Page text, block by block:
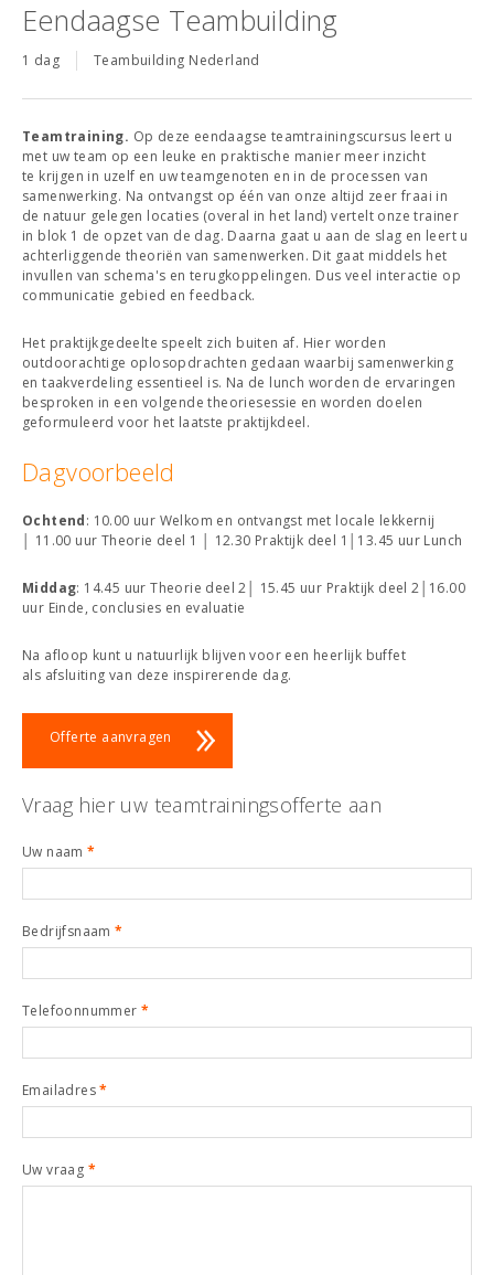
Eendaagse Teambuilding
1 dag Teambuilding Nederland
Teamtraining. Op deze eendaagse teamtrainingscursus leert u
met uw team op een leuke en praktische manier meer inzicht
te krijgen in uzelf en uw teamgenoten en in de processen van
samenwerking. Na ontvangst op één van onze altijd zeer fraai in
de natuur gelegen locaties (overal in het land) vertelt onze trainer
in blok 1 de opzet van de dag. Daarna gaat u aan de slag en leert u
achterliggende theoriën van samenwerken. Dit gaat middels het
invullen van schema's en terugkoppelingen. Dus veel interactie op
communicatie gebied en feedback.
Het praktijkgedeelte speelt zich buiten af. Hier worden
outdoorachtige oplosopdrachten gedaan waarbij samenwerking
en taakverdeling essentieel is. Na de lunch worden de ervaringen
besproken in een volgende theoriesessie en worden doelen
geformuleerd voor het laatste praktijkdeel.
Dagvoorbeeld
Ochtend: 10.00 uur Welkom en ontvangst met locale lekkernij
│ 11.00 uur Theorie deel 1 │ 12.30 Praktijk deel 1│13.45 uur Lunch
Middag: 14.45 uur Theorie deel 2│ 15.45 uur Praktijk deel 2│16.00
uur Einde, conclusies en evaluatie
Na afloop kunt u natuurlijk blijven voor een heerlijk buffet
als afsluiting van deze inspirerende dag.
Offerte aanvragen
Vraag hier uw teamtrainingsofferte aan
Uw naam*
Bedrijfsnaam*
Telefoonnummer *
Emailadres*
Uw vraag *